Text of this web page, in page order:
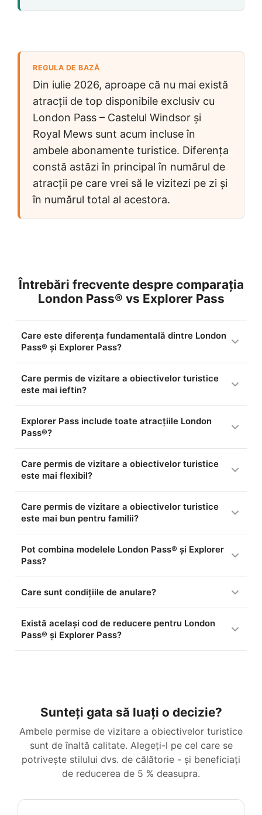
REGULA DE BAZĂ
Din iulie 2026, aproape că nu mai există
atracții de top disponibile exclusiv cu
London Pass – Castelul Windsor și
Royal Mews sunt acum incluse în
ambele abonamente turistice. Diferența
constă astăzi în principal în numărul de
atracții pe care vrei să le vizitezi pe zi și
în numărul total al acestora.
Întrebări frecvente despre comparația
London Pass® vs Explorer Pass
Care este diferența fundamentală dintre London
Pass® și Explorer Pass?
Care permis de vizitare a obiectivelor turistice
este mai ieftin?
Explorer Pass include toate atracțiile London
Pass®?
Care permis de vizitare a obiectivelor turistice
este mai flexibil?
Care permis de vizitare a obiectivelor turistice
este mai bun pentru familii?
Pot combina modelele London Pass® și Explorer
Pass?
Care sunt condițiile de anulare?
Există același cod de reducere pentru London
Pass® și Explorer Pass?
Sunteți gata să luați o decizie?
Ambele permise de vizitare a obiectivelor turistice
sunt de înaltă calitate. Alegeți-l pe cel care se
potrivește stilului dvs. de călătorie - și beneficiați
de reducerea de 5 % deasupra.